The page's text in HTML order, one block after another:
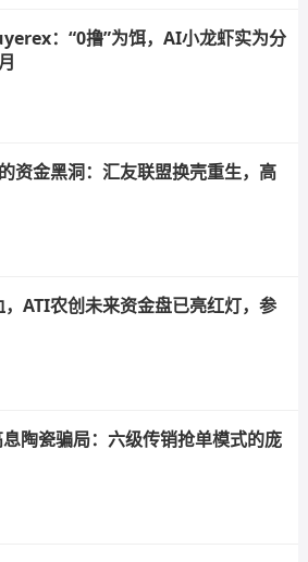
：“0撸”为饵，AI小龙虾实为分
资金黑洞：汇友联盟换壳重生，高
ATI农创未来资金盘已亮红灯，参
陶瓷骗局：六级传销抢单模式的庞